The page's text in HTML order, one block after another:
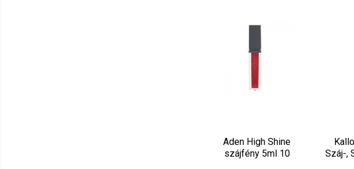
Aden High Shine
szájfény 5ml 10
Száj-,